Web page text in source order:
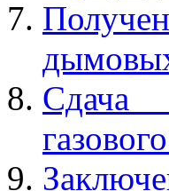
Сдача